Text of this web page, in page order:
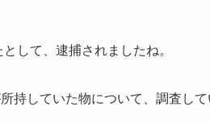
して、逮捕されましたね。
持していた物について、調査して